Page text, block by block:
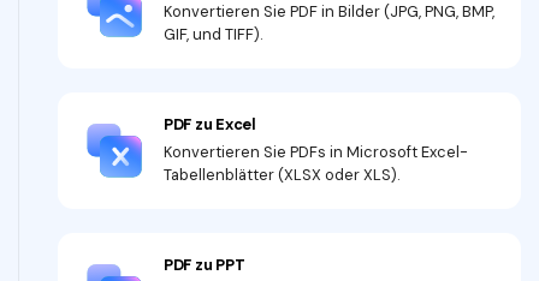
Konvertieren Sie PDF in Bilder (JPG, PNG, BMP,
GIF, und TIFF).
PDF zu Excel
Konvertieren Sie PDFs in Microsoft Excel-
Tabellenblätter (XLSX oder XLS).
PDF zu PPT